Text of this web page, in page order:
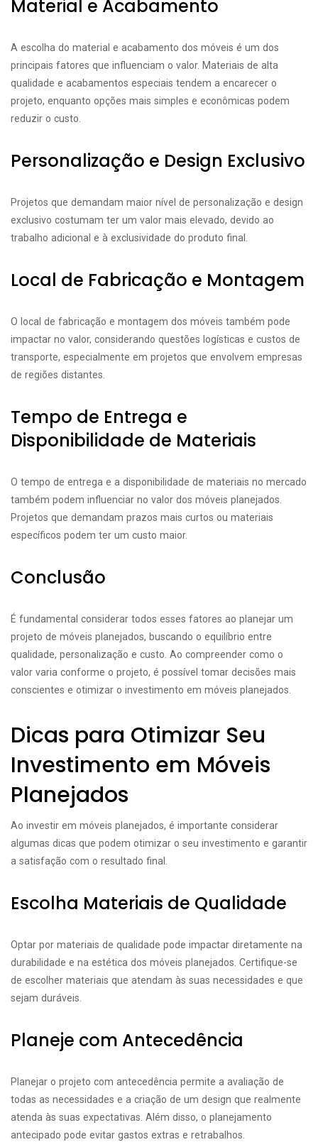
Material e Acabamento
A escolha do material e acabamento dos móveis é um dos
principais fatores que influenciam o valor. Materiais de alta
qualidade e acabamentos especiais tendem a encarecer o
projeto, enquanto opções mais simples e econômicas podem
reduzir o custo.
Personalização e Design Exclusivo
Projetos que demandam maior nível de personalização e design
exclusivo costumam ter um valor mais elevado, devido ao
trabalho adicional e à exclusividade do produto final.
Local de Fabricação e Montagem
O local de fabricação e montagem dos móveis também pode
impactar no valor, considerando questões logísticas e custos de
transporte, especialmente em projetos que envolvem empresas
de regiões distantes.
Tempo de Entrega e
Disponibilidade de Materiais
O tempo de entrega e a disponibilidade de materiais no mercado
também podem influenciar no valor dos móveis planejados.
Projetos que demandam prazos mais curtos ou materiais
específicos podem ter um custo maior.
Conclusão
É fundamental considerar todos esses fatores ao planejar um
projeto de móveis planejados, buscando o equilíbrio entre
qualidade, personalização e custo. Ao compreender como o
valor varia conforme o projeto, é possível tomar decisões mais
conscientes e otimizar o investimento em móveis planejados.
Dicas para Otimizar Seu
Investimento em Móveis
Planejados
Ao investir em móveis planejados, é importante considerar
algumas dicas que podem otimizar o seu investimento e garantir
a satisfação com o resultado final.
Escolha Materiais de Qualidade
Optar por materiais de qualidade pode impactar diretamente na
durabilidade e na estética dos móveis planejados. Certifique-se
de escolher materiais que atendam às suas necessidades e que
sejam duráveis.
Planeje com Antecedência
Planejar o projeto com antecedência permite a avaliação de
todas as necessidades e a criação de um design que realmente
atenda às suas expectativas. Além disso, o planejamento
antecipado pode evitar gastos extras e retrabalhos.